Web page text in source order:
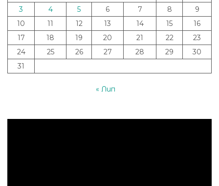
3
4 5 6 7 8
9
10
11 12 13 14 15
16
17
18 19 20 21 22
23
24
25 26 27 28 29
30
31
« Лип